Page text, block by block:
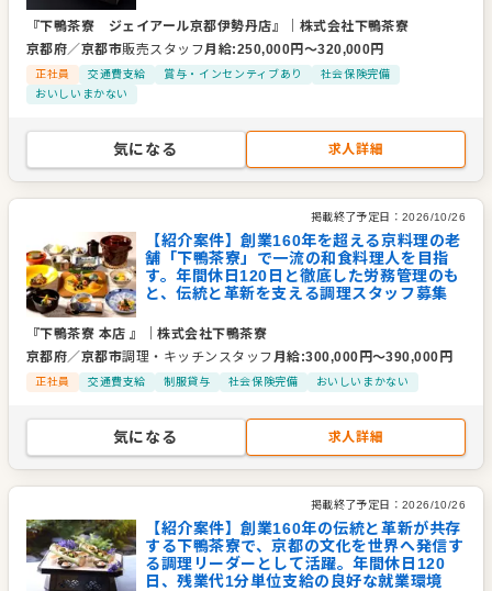
『下鴨茶寮 ジェイアール京都伊勢丹店』
株式会社下鴨茶寮
京都府／京都市販売スタッフ月給:250,000円〜320,000円
正社員 交通費支給 賞与・インセンティブあり
社会保険完備
おいしいまかない
気になる 求人詳細
掲載終了予定日： 2026/10/26
【紹介案件】創業160年を超える京料理の老
舗「下鴨茶寮」で一流の和食料理人を目指
す。年間休日120日と徹底した労務管理のも
と、伝統と革新を支える調理スタッフ募集
『下鴨茶寮 本店 』 ｜株式会社下鴨茶寮
京都府／京都市調理・キッチンスタッフ 月給:300,000 円〜390,000 円
正社員 交通費支給 制服貸与 社会保険完備 おいしいまかない
気になる 求人詳細
掲載終了予定日： 2026/10/26
【紹介案件】創業160年の伝統と革新が共存
する下鴨茶寮で、京都の文化を世界へ発信す
る調理リーダーとして活躍。年間休日120
日、残業代1分単位支給の良好な就業環境